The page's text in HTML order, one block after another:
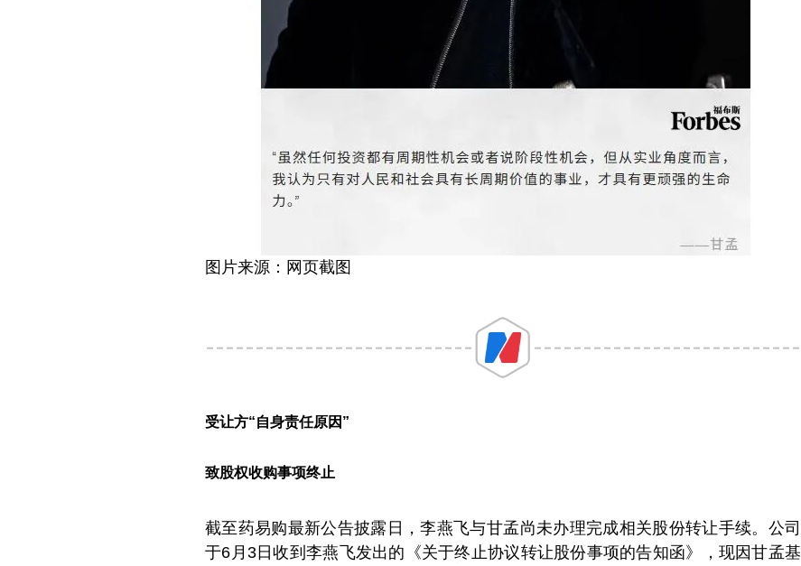
图片来源：网页截图
受让方“自身责任原因”
致股权收购事项终止
截至药易购最新公告披露日，李燕飞与甘孟尚未办理完成相关股份转让手续。公司
于6月3日收到李燕飞发出的《关于终止协议转让股份事项的告知函》，现因甘孟基